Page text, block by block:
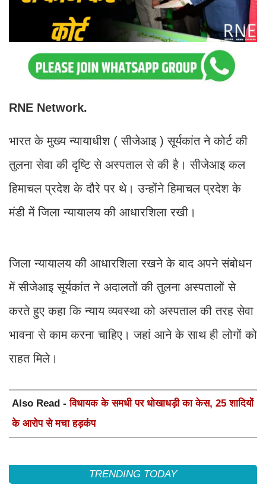
RNE Network.
भारत के मुख्य न्यायाधीश ( सीजेआइ ) सूर्यकांत ने कोर्ट की
तुलना सेवा की दृष्टि से अस्पताल से की है। सीजेआइ कल
हिमाचल प्रदेश के दौरे पर थे। उन्होंने हिमाचल प्रदेश के
मंडी में जिला न्यायालय की आधारशिला रखी।
जिला न्यायालय की आधारशिला रखने के बाद अपने संबोधन
में सीजेआइ सूर्यकांत ने अदालतों की तुलना अस्पतालों से
करते हुए कहा कि न्याय व्यवस्था को अस्पताल की तरह सेवा
भावना से काम करना चाहिए। जहां आने के साथ ही लोगों को
राहत मिले।
Also Read -विधायक के समधी पर धोखाधड़ी का केस, 25 शादियों
के आरोप से मचा हड़कंप
TRENDING TODAY